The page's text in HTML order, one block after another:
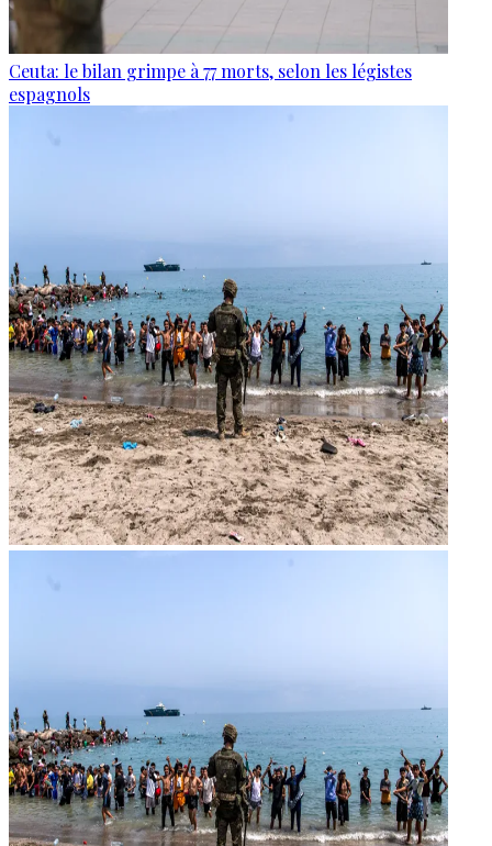
Ceuta: le bilan grimpe à 77 morts, selon les légistes
espagnols